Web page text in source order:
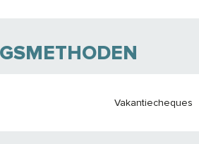
Vakantiecheques